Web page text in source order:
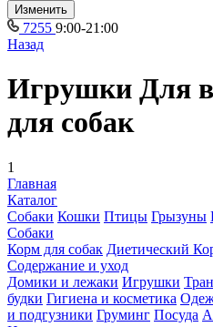
Изменить
7255 9:00-21:00
Назад
Игрушки Для
для собак
1
Главная
Каталог
Собаки Кошки Птицы Грызуны
Собаки
Корм для собак Диетический
Содержание и уход
Домики и лежаки Игрушки
будки Гигиена и косметика
и подгузники Груминг Посуда